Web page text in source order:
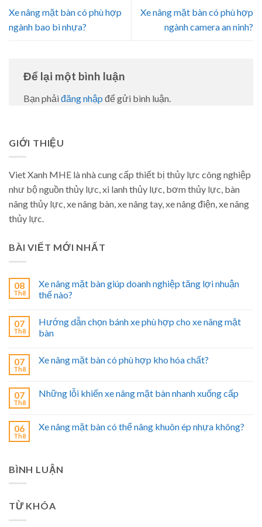
Xe nâng mặt bàn có phù hợp
ngành bao bì nhựa?
Xe nâng mặt bàn có phù hợp
ngành camera an ninh?
Để lại một bình luận
Bạn phải đăng nhập để gửi bình luận.
GIỚI THIỆU
Viet Xanh MHE là nhà cung cấp thiết bị thủy lực công nghiệp
như bộ nguồn thủy lực, xi lanh thủy lực, bơm thủy lực, bàn
nâng thủy lực, xe nâng bàn, xe nâng tay, xe nâng điện, xe nâng
thủy lực.
BÀI VIẾT MỚI NHẤT
08
Th8
Xe nâng mặt bàn giúp doanh nghiệp tăng lợi nhuận
thế nào?
07
Th8
Hướng dẫn chọn bánh xe phù hợp cho xe nâng mặt
bàn
07
Th8
Xe nâng mặt bàn có phù hợp kho hóa chất?
07
Th8
Những lỗi khiến xe nâng mặt bàn nhanh xuống cấp
06
Th8
Xe nâng mặt bàn có thể nâng khuôn ép nhựa không?
BÌNH LUẬN
TỪ KHÓA